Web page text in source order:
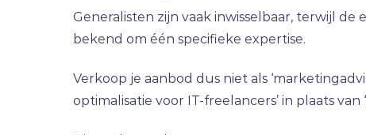
Generalisten zijn vaak inwisselbaar, terwijl
bekend om één specifieke expertise.
Verkoop je aanbod dus niet als
optimalisatie voor IT-freelancers’ in plaats van